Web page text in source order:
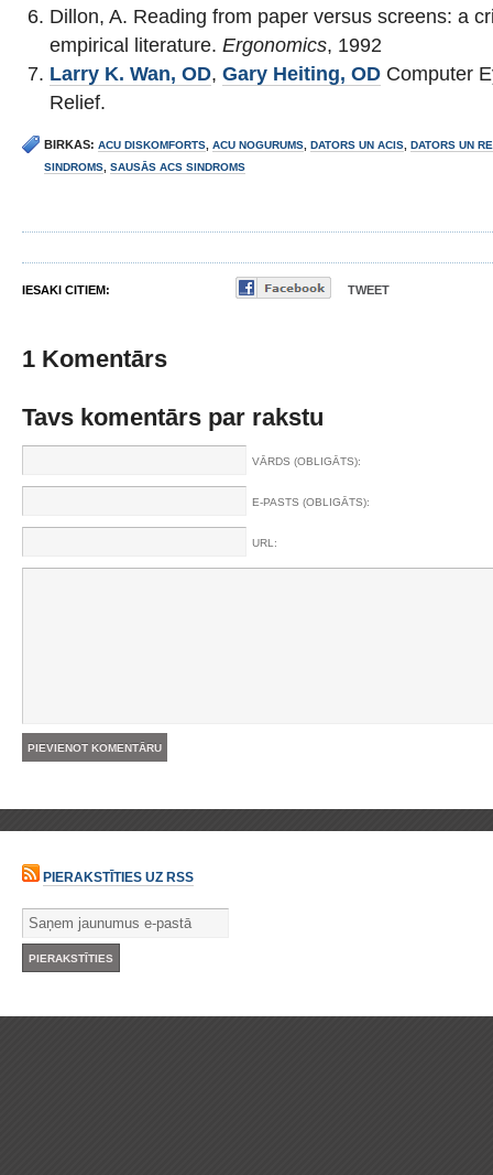
Dillon, A. Reading from paper versus screens: a
empirical literature. Ergonomics, 1992
Larry K. Wan, OD, Gary Heiting, OD Computer
Relief.
BIRKAS: ACU DISKOMFORTS ACU NOGURUMS DATORS UN ACIS DATORS UN
SINDROMS SAUSĀS ACS SINDROMS
IESAKI CITIEM: TWEET
1 Komentārs
Tavs komentārs par rakstu
VĀRDS (OBLIGĀTS):
E-PASTS (OBLIGĀTS):
URL:
PIERAKSTĪTIES UZ RSS